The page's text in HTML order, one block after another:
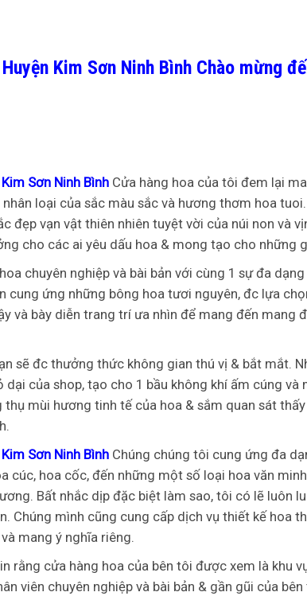
Kim Sơn Ninh Bình Chào mừng
Sơn Ninh Bình Cửa hàng hoa của tôi đem lại
loại của sắc màu sắc và hương thơm hoa
đẹp vạn vật thiên nhiên tuyệt vời của núi non và
cho các ai yêu dấu hoa & mong tạo cho những
chuyên nghiệp và bài bản với cùng 1 sự đa
cung ứng những bông hoa tươi nguyên, đc lựa
và bày diễn trang trí ưa nhìn để mang đến mang
sẽ đc thưởng thức không gian thú vị & bắt mắt.
của shop, tạo cho 1 bầu không khí ấm cúng và
mùi hương tinh tế của hoa & sắm quan sát
Sơn Ninh Bình Chúng chúng tôi cung ứng đa
cúc, hoa cốc, đến những một số loại hoa văn
Bất nhắc dịp đặc biệt làm sao, tôi có lẽ luôn
Chúng mình cũng cung cấp dịch vụ thiết kế hoa
mang ý nghĩa riêng.
rằng cửa hàng hoa của bên tôi được xem là khu
viên chuyên nghiệp và bài bản & gần gũi của